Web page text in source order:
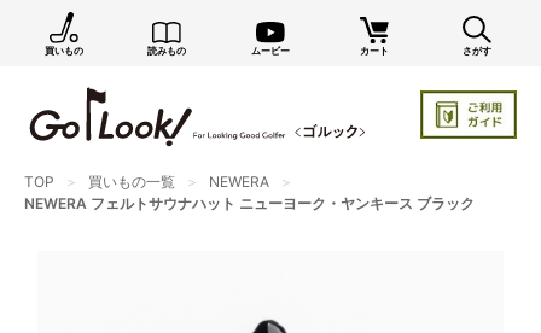
買いもの 読みもの ムービー カート さがす
TOP 買いもの一覧
NEWERA
NEWERA フェルトサウナハット ニューヨーク・ヤンキース ブラック
×
GO/LOOK! からのお知らせ（受信設定）
新商品情報や編集部のオススメ、オトクな情報・買い
まだご登録でない方はぜひ！